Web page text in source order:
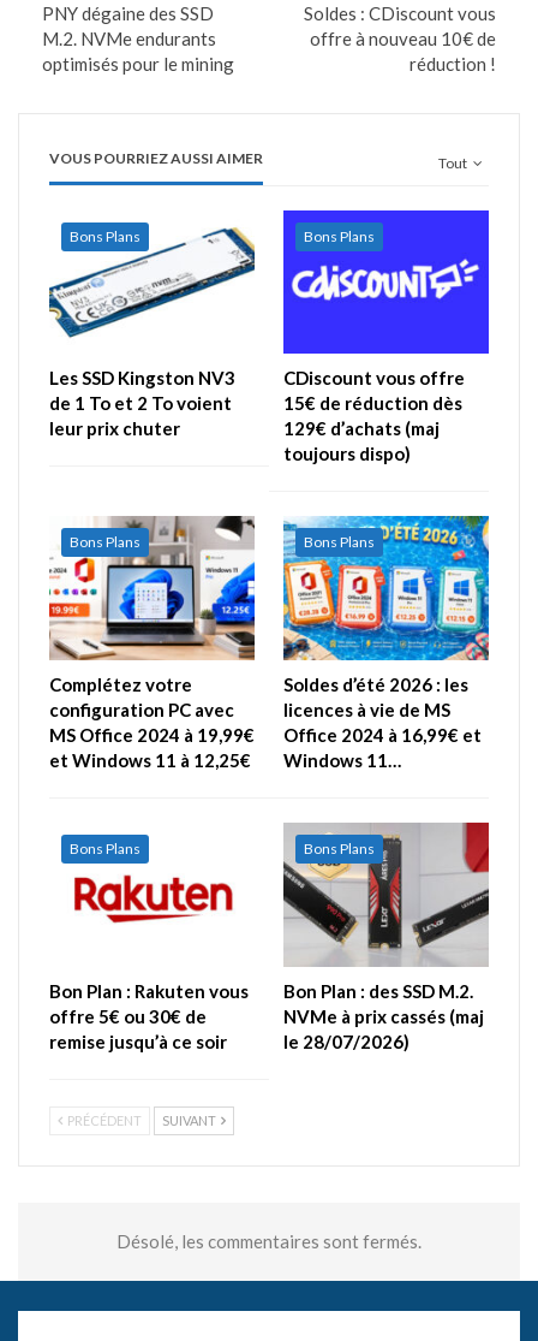
PNY dégaine des SSD
M.2. NVMe endurants
optimisés pour le mining
Soldes : CDiscount vous
offre à nouveau 10€ de
réduction !
Tout
VOUS POURRIEZ AUSSI AIMER
Bons Plans
Les SSD Kingston NV3
de 1 To et 2 To voient
leur prix chuter
Bons Plans
CDiscount vous offre
15€ de réduction dès
129€ d’achats (maj
toujours dispo)
Bons Plans
Complétez votre
configuration PC avec
MS Office 2024 à 19,99€
et Windows 11 à 12,25€
Bons Plans
Soldes d’été 2026 : les
licences à vie de MS
Office 2024 à 16,99€ et
Windows 11…
Bons Plans
Bon Plan : Rakuten vous
offre 5€ ou 30€ de
remise jusqu’à ce soir
Bons Plans
Bon Plan : des SSD M.2.
NVMe à prix cassés (maj
le 28/07/2026)
PRÉCÉDENT SUIVANT
Désolé, les commentaires sont fermés.